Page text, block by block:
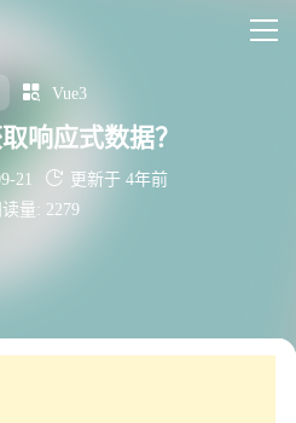
 Vue3
响应式数据？
21  更新于 4年前
量: 2279